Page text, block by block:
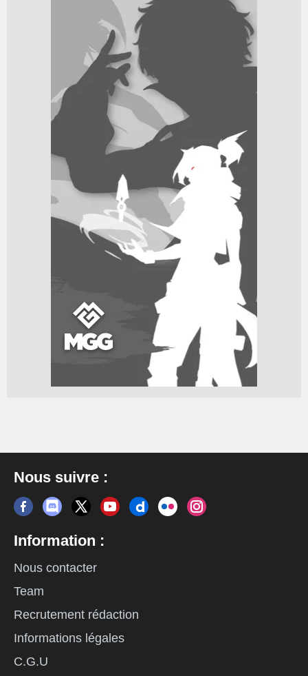
Nous suivre :
Information :
Nous contacter
Team
Recrutement rédaction
Informations légales
C.G.U